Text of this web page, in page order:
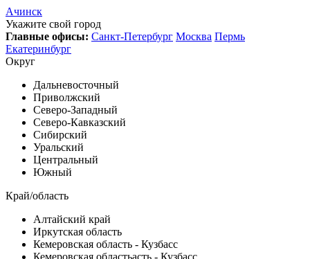
Ачинск
Укажите свой город
Главные офисы: Санкт-Петербург Москва Пермь
Екатеринбург
Округ
Дальневосточный
Приволжский
Северо-Западный
Северо-Кавказский
Сибирский
Уральский
Центральный
Южный
Край/область
Алтайский край
Иркутская область
Кемеровская область - Кузбасс
Кемеровская областьасть - Кузбасс